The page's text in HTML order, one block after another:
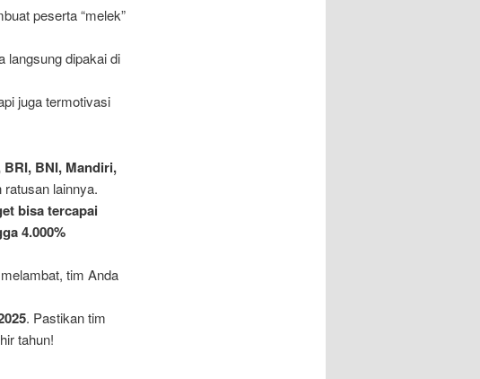
peserta “melek”
langsung dipakai di
juga termotivasi
BRI, BNI, Mandiri,
ratusan lainnya.
bisa tercapai
4.000%
tim Anda
. Pastikan tim
tahun!